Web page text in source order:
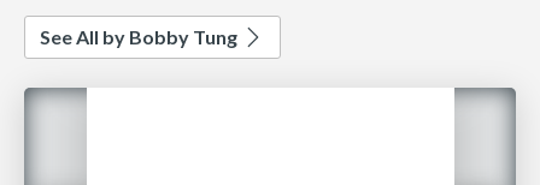
See All by Bobby Tung